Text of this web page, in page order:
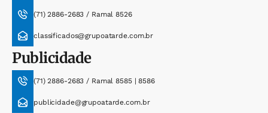
(71) 2886-2683 / Ramal 8526
classificados@grupoatarde.com.br
Publicidade
(71) 2886-2683 / Ramal 8585 | 8586
publicidade@grupoatarde.com.br